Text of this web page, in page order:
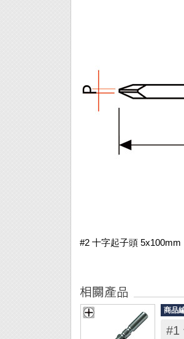
#2 十字起子頭 5x100mm
商品
#1